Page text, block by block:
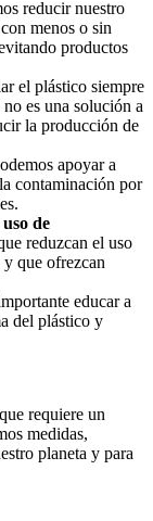
reducir nuestro
menos o sin
productos
el plástico siempre
es una solución a
la producción de
apoyar a
contaminación por
de
reduzcan el uso
y que ofrezcan
educar a
del plástico y
requiere un
medidas,
planeta y para